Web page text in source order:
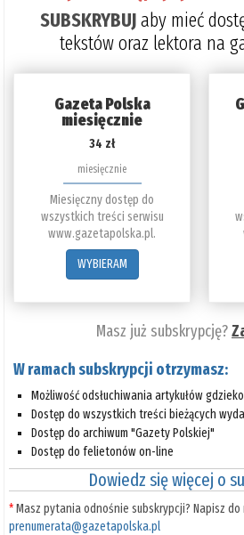
SUBSKRYBUJaby mieć
tekstów oraz lektora na
Gazeta Polska
miesięcznie
34 zł
miesięcznie
Miesięczny dostęp do
wszystkich treści serwisu
www.gazetapolska.pl.
WYBIERAM
Masz już subskrypcję?
W ramach subskrypcji otrzymasz:
Możliwość odsłuchiwania artykułów
Dostęp do wszystkich treści bieżących
Dostęp do archiwum "Gazety Polskiej"
Dostęp do felietonów on-line
Dowiedz się więcej o
*Masz pytania odnośnie subskrypcji? Napisz do
prenumerata@gazetapolska.pl